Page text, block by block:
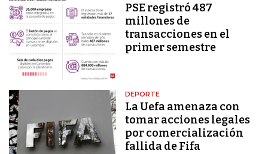
PSE registró 487
millones de
transacciones en el
primer semestre
DEPORTE
La Uefa amenaza con
tomar acciones legales
por comercialización
fallida de Fifa